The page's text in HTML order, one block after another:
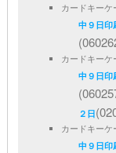
カードキー
中９日印
カードキー
中９日印
２日
カードキー
中９日印